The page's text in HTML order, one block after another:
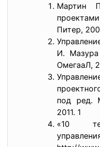
Мартин
Питер,
И.
ОмегааЛ,
под ред.
2011. 1
«10